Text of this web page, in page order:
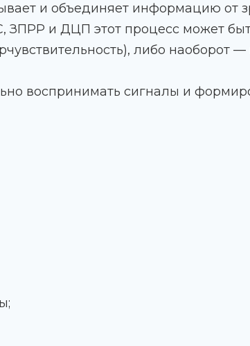
и объединяет информацию от
ЗПРР и ДЦП этот процесс может
либо наоборот —
воспринимать сигналы и